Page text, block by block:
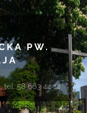
PW.
tel. 58 663 44 14